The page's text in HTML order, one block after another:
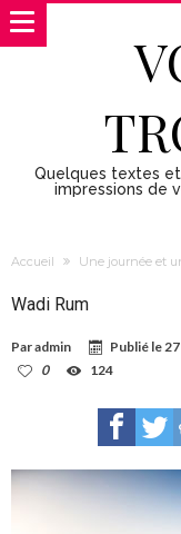
Quelques textes
impressions de
Accueil Une journée et
Wadi Rum
Paradmin Publié le
0
124